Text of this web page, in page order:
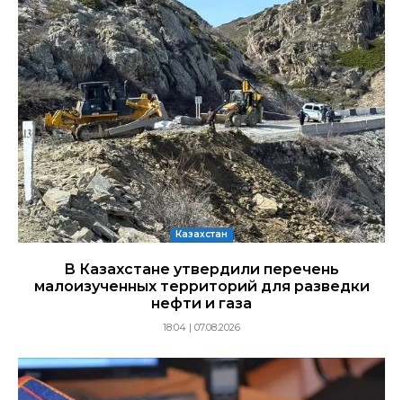
Казахстан
В Казахстане утвердили перечень
малоизученных территорий для разведки
нефти и газа
18:04 | 07.08.2026